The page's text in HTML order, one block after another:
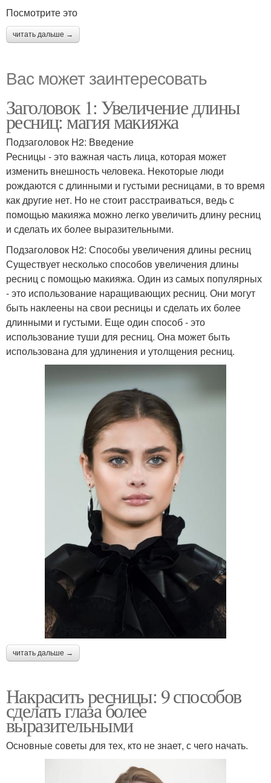
Посмотрите это
читать дальше →
Вас может заинтересовать
Заголовок 1: Увеличение длины
ресниц: магия макияжа
Подзаголовок H2: Введение
Ресницы - это важная часть лица, которая может
изменить внешность человека. Некоторые люди
рождаются с длинными и густыми ресницами, в то время
как другие нет. Но не стоит расстраиваться, ведь с
помощью макияжа можно легко увеличить длину ресниц
и сделать их более выразительными.
Подзаголовок H2: Способы увеличения длины ресниц
Существует несколько способов увеличения длины
ресниц с помощью макияжа. Один из самых популярных
- это использование наращивающих ресниц. Они могут
быть наклеены на свои ресницы и сделать их более
длинными и густыми. Еще один способ - это
использование туши для ресниц. Она может быть
использована для удлинения и утолщения ресниц.
читать дальше →
Накрасить ресницы: 9 способов
сделать глаза более
выразительными
Основные советы для тех, кто не знает, с чего начать.